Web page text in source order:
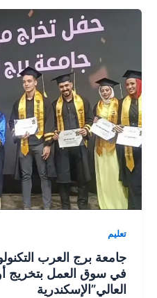
e
b
o
o
k
l
s
A
p
p
s
e
n
g
تعليم
جامعة برج العرب
في سوق العمل بتخريج
العالي”​الإسكندرية